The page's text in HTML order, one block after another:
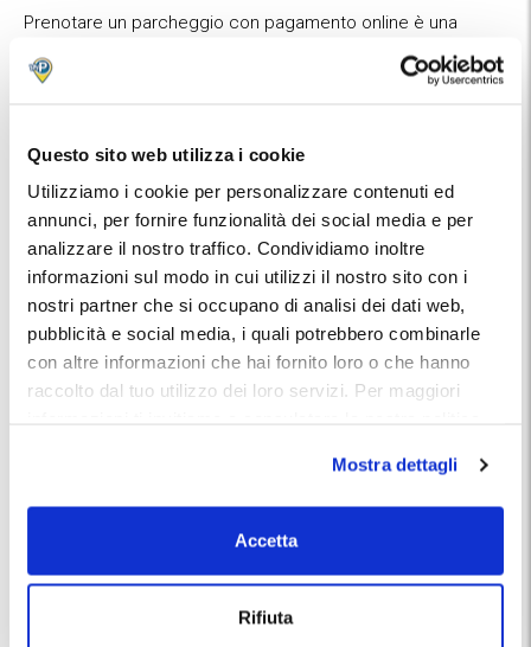
Questo sito web utilizza i cookie
Utilizziamo i cookie per personalizzare contenuti ed
annunci, per fornire funzionalità dei social media e per
analizzare il nostro traffico. Condividiamo inoltre
informazioni sul modo in cui utilizzi il nostro sito con i
nostri partner che si occupano di analisi dei dati web,
pubblicità e social media, i quali potrebbero combinarle
con altre informazioni che hai fornito loro o che hanno
raccolto dal tuo utilizzo dei loro servizi. Per maggiori
Mostra dettagli
Accetta
Rifiuta
Prenotare un parcheggio con pagamento online è una
: ideale per chi ha
permette di guadagnare punti da utilizzare per ulteriori
Applicazione dipromozioni riservate: MyParking
invia regolarmente offerte speciali agli iscritti alla
newsletter, che possono essere utilizzate al
momento della prenotazione.
Prezzo scontato rispetto alla tariffa paga in
parcheggio: prenotando online puoi accedere a
tariffe ridotte, ottimizzando il tuo budget.
Trovare parcheggio - pagamento in parcheggio
Questa scelta, pur avendo un costo leggermente più alto, è
possibilità di annullare la prenotazione in qualsiasi momento,
Come trovare la macchina parcheggiata